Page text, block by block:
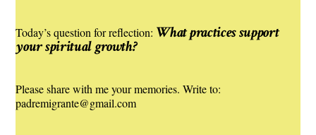
Today’s question for reflection:What practices support
your spiritual growth?
Please share with me your memories. Write to:
padremigrante@gmail.com